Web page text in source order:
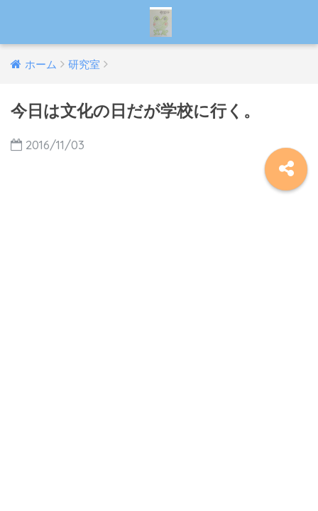
ホーム 研究室
今日は文化の日だが学校に行く。
2016/11/03